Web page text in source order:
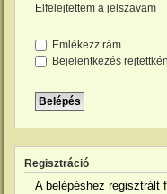
Elfelejtettem a jelszavam
Emlékezz rám
Bejelentkezés
Regisztráció
A belépéshez regisztrált